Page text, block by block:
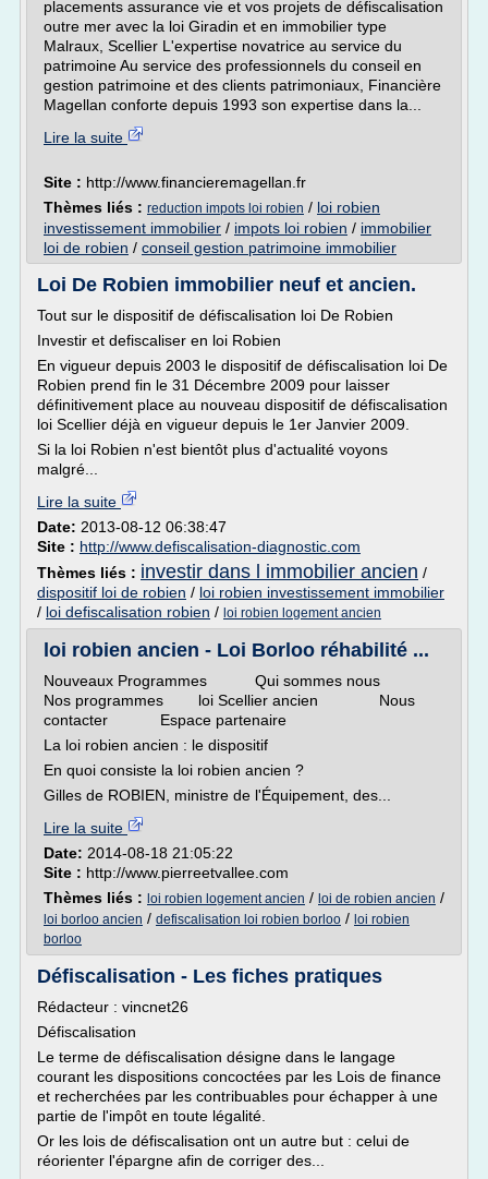
placements assurance vie et vos projets de défiscalisation
outre mer avec la loi Giradin et en immobilier type
Malraux, Scellier L'expertise novatrice au service du
patrimoine Au service des professionnels du conseil en
gestion patrimoine et des clients patrimoniaux, Financière
Magellan conforte depuis 1993 son expertise dans la...
Lire la suite
Site : http://www.financieremagellan.fr
Thèmes liés : reduction impots loi robien / loi robien
investissement immobilier / impots loi robien / immobilier
loi de robien / conseil gestion patrimoine immobilier
Loi De Robien immobilier neuf et ancien.
Tout sur le dispositif de défiscalisation loi De Robien
Investir et defiscaliser en loi Robien
En vigueur depuis 2003 le dispositif de défiscalisation loi De
Robien prend fin le 31 Décembre 2009 pour laisser
définitivement place au nouveau dispositif de défiscalisation
loi Scellier déjà en vigueur depuis le 1er Janvier 2009.
Si la loi Robien n'est bientôt plus d'actualité voyons
malgré...
Lire la suite
Date: 2013-08-12 06:38:47
Site : http://www.defiscalisation-diagnostic.com
Thèmes liés : investir dans l immobilier ancien /
dispositif loi de robien / loi robien investissement immobilier
/ loi defiscalisation robien / loi robien logement ancien
loi robien ancien - Loi Borloo réhabilité ...
Nouveaux Programmes Qui sommes nous
Nos programmes loi Scellier ancien Nous
contacter Espace partenaire
La loi robien ancien : le dispositif
En quoi consiste la loi robien ancien ?
Gilles de ROBIEN, ministre de l'Équipement, des...
Lire la suite
Date: 2014-08-18 21:05:22
Site : http://www.pierreetvallee.com
Thèmes liés : loi robien logement ancien / loi de robien ancien /
loi borloo ancien / defiscalisation loi robien borloo / loi robien
borloo
Défiscalisation - Les fiches pratiques
Rédacteur : vincnet26
Défiscalisation
Le terme de défiscalisation désigne dans le langage
courant les dispositions concoctées par les Lois de finance
et recherchées par les contribuables pour échapper à une
partie de l'impôt en toute légalité.
Or les lois de défiscalisation ont un autre but : celui de
réorienter l'épargne afin de corriger des...